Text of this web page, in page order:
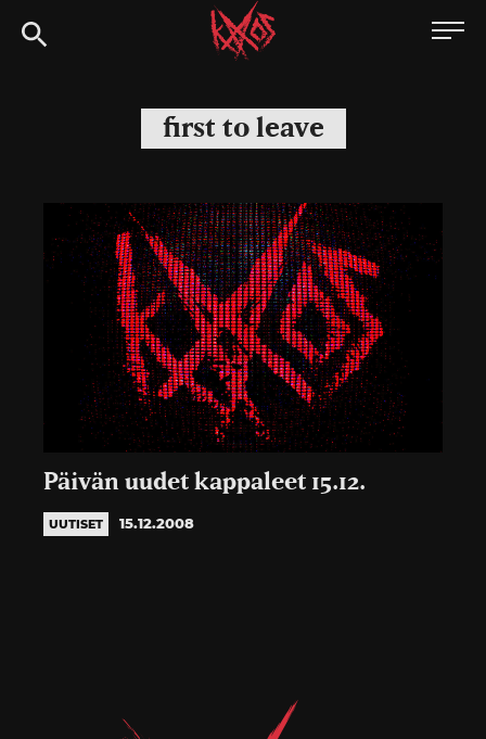
Siirry
suoraan
Kaaoszine
first to leave
Päivän uudet kappaleet 15.12.
UUTISET 15.12.2008